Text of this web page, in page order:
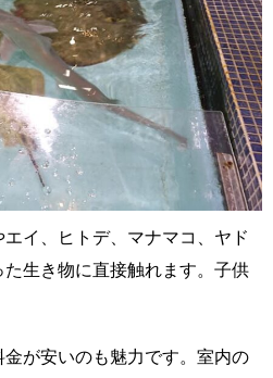
イ、ヒトデ、マナマコ、ヤド
生き物に直接触れます。子供
が安いのも魅力です。室内の